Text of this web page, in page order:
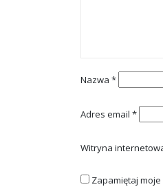
Nazwa *
Adres email *
Witryna
Zapamiętaj